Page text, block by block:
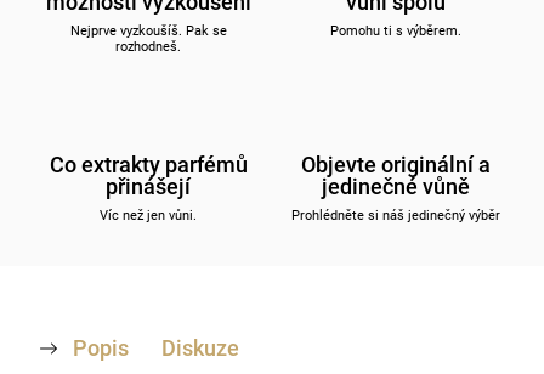
Nejprve vyzkoušíš. Pak se
rozhodneš.
Pomohu ti s výběrem.
Co extrakty parfémů
přinášejí
Víc než jen vůni.
Objevte originální a
jedinečné vůně
Prohlédněte si náš jedinečný výběr
Popis Diskuze